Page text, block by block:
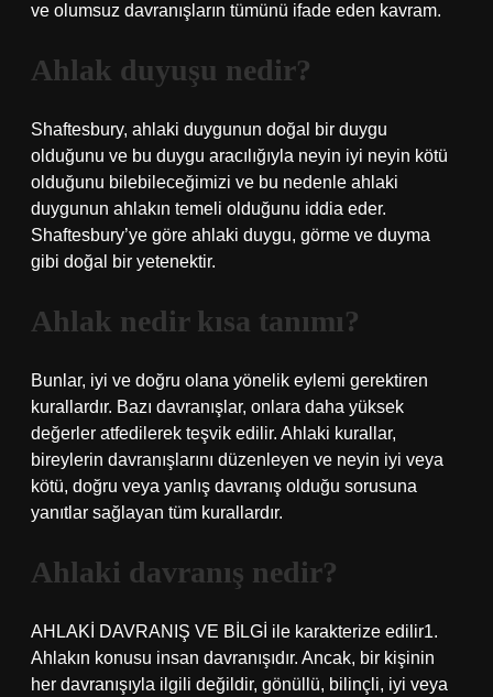
ve olumsuz davranışların tümünü ifade eden kavram.
Ahlak duyuşu nedir?
Shaftesbury, ahlaki duygunun doğal bir duygu
olduğunu ve bu duygu aracılığıyla neyin iyi neyin kötü
olduğunu bilebileceğimizi ve bu nedenle ahlaki
duygunun ahlakın temeli olduğunu iddia eder.
Shaftesbury’ye göre ahlaki duygu, görme ve duyma
gibi doğal bir yetenektir.
Ahlak nedir kısa tanımı?
Bunlar, iyi ve doğru olana yönelik eylemi gerektiren
kurallardır. Bazı davranışlar, onlara daha yüksek
değerler atfedilerek teşvik edilir. Ahlaki kurallar,
bireylerin davranışlarını düzenleyen ve neyin iyi veya
kötü, doğru veya yanlış davranış olduğu sorusuna
yanıtlar sağlayan tüm kurallardır.
Ahlaki davranış nedir?
AHLAKİ DAVRANIŞ VE BİLGİ ile karakterize edilir1.
Ahlakın konusu insan davranışıdır. Ancak, bir kişinin
her davranışıyla ilgili değildir, gönüllü, bilinçli, iyi veya